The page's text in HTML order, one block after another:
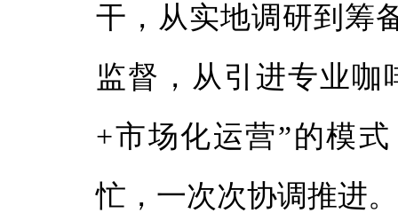
干，从实地调研到筹
监督，从引进专业咖
+市场化运营”的模
忙，一次次协调推进。